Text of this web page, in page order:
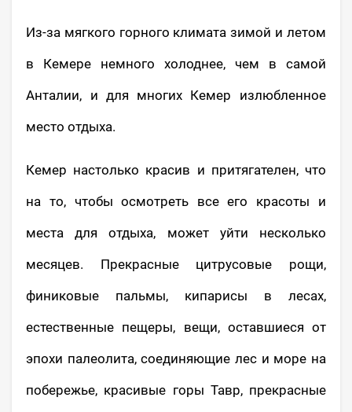
Из-за мягкого горного климата зимой и летом
в Кемере немного холоднее, чем в самой
Анталии, и для многих Кемер излюбленное
место отдыха.
Кемер настолько красив и притягателен, что
на то, чтобы осмотреть все его красоты и
места для отдыха, может уйти несколько
месяцев. Прекрасные цитрусовые рощи,
финиковые пальмы, кипарисы в лесах,
естественные пещеры, вещи, оставшиеся от
эпохи палеолита, соединяющие лес и море на
побережье, красивые горы Тавр, прекрасные